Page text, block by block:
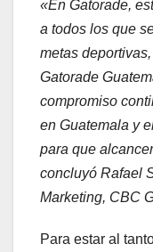
«En Gatorade,
a todos los que
metas
Gatorade
compromiso
en Guatemala y
para que
concluyó Rafael
Marketing, CBC
Para estar al